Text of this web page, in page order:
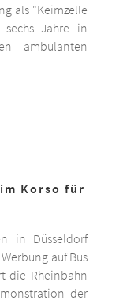
als "Keimzelle
Jahre in
ambulanten
Korso für
in Düsseldorf
auf Bus
die Rheinbahn
der